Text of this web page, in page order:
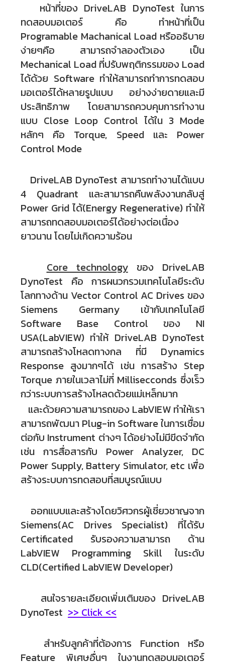
หน้าที่ของ DriveLAB DynoTest ในการ
ทดสอบมอเตอร์ คือ ทำหน้าที่เป็น
Programable Machanical Load หรืออธิบาย
ง่ายๆคือ สามารถจำลองตัวเอง เป็น
Mechanical Load ที่ปรับพฤติกรรมของ Load
ได้ด้วย Software ทำให้สามารถทำการทดสอบ
มอเตอร์ได้หลายรูปแบบ อย่างง่ายดายและมี
ประสิทธิภาพ โดยสามารถควบคุมการทำงาน
แบบ Close Loop Control ได้ใน 3 Mode
หลักๆ คือ Torque, Speed และ Power
Control Mode
DriveLAB DynoTest สามารถทำงานได้แบบ
4 Quadrant และสามารถคืนพลังงานกลับสู่
Power Grid ได้(Energy Regenerative) ทำให้
สามารถทดสอบมอเตอร์ได้อย่างต่อเนื่อง
ยาวนาน โดยไม่เกิดความร้อน
Core technologyของ DriveLAB
DynoTest คือ การผนวกรวมเทคโนโลยีระดับ
โลกทางด้าน Vector Control AC Drives ของ
Siemens Germany เข้ากับเทคโนโลยี
Software Base Control ของ NI
USA(LabVIEW) ทำให้ DriveLAB DynoTest
สามารถสร้างโหลดทางกล ที่มี Dynamics
Response สูงมากๆได้ เช่น การสร้าง Step
Torque ภายในเวลาไม่กี่ Millisecconds ซึ่งเร็ว
กว่าระบบการสร้างโหลดด้วยแม่เหล็กมาก
และด้วยความสามารถของ LabVIEW ทำให้เรา
สามารถพัฒนา Plug-in Software ในการเชื่อม
ต่อกับ Instrument ต่างๆ ได้อย่างไม่มีขีดจำกัด
เช่น การสื่อสารกับ Power Analyzer, DC
Power Supply, Battery Simulator, etc เพื่อ
สร้างระบบการทดสอบที่สมบูรณ์แบบ
ออกแบบและสร้างโดยวิศวกรผู้เชี่ยวชาญจาก
Siemens(AC Drives Specialist) ที่ได้รับ
Certificated รับรองความสามารถ ด้าน
LabVIEW Programming Skill ในระดับ
CLD(Certified LabVIEW Developer)
สนใจรายละเอียดเพิ่มเติมของ DriveLAB
DynoTest >> Click <<
สำหรับลูกค้าที่ต้องการ Function หรือ
Feature พิเศษอื่นๆ ในงานทดสอบมอเตอร์